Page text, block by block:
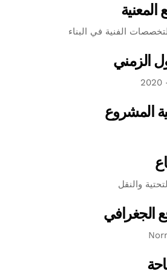
المعنية
الفنية في البناء
الزمني
المشروع
والنقل
الجغرافي